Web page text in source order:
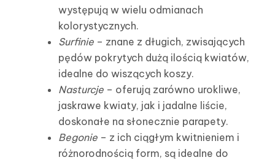
występują w wielu odmianach
kolorystycznych.
Surfinie – znane z długich, zwisających
pędów pokrytych dużą ilością kwiatów,
idealne do wiszących koszy.
Nasturcje – oferują zarówno urokliwe,
jaskrawe kwiaty, jak i jadalne liście,
doskonałe na słonecznie parapety.
Begonie – z ich ciągłym kwitnieniem i
różnorodnością form, są idealne do